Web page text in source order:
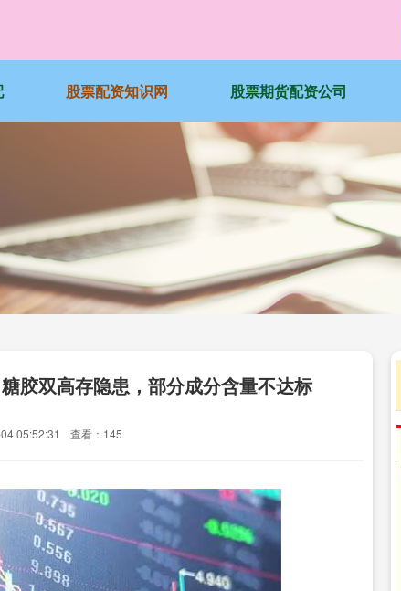
股票配资知识网 股票期货配资公司
胶双高存隐患，部分成分含量不达标
05:52:31 查看：145